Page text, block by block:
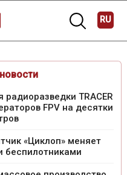
RU
TRACER
FPV на десятки
«Циклоп» меняет
беспилотниками